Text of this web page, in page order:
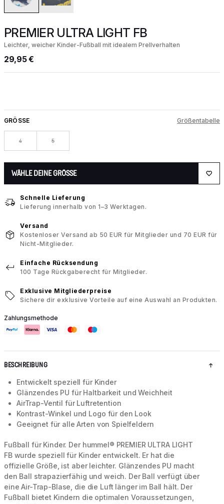
PREMIER ULTRA LIGHT FB
Leichter, weicher Kinder-Fußball mit idealem Prellverhalten
29,95 €
GRÖSSE Größentabelle
4 5
WÄHLE DEINE GRÖSSE
Schnelle Lieferung
Lieferung innerhalb von 1–3 Werktagen.
Versand
Kostenloser Versand ab 50 EUR für Mitglieder und 70 EUR für
Nicht-Mitglieder.
Einfache Rücksendung
100 Tage Rückgaberecht für Mitglieder.
Exklusive Mitgliederpreise
Sichere dir exklusive Vorteile auf eine Auswahl an Produkten.
Zahlungsmethode
BESCHREIBUNG
Entwickelt speziell für Kinder
Glänzendes PU für Haltbarkeit und Weichheit
AirTrap-Ventil für Luftretention
Kontrast-Winkel und Logo für den Look
Geeignet für alle Arten von Spielfeldern
Fußball für Kinder. Der hummel® PREMIER ULTRA LIGHT
FB wurde speziell für Kinder entwickelt. Er hat die
offizielle Größe, ist aber leichter. Glänzendes PU macht
den Ball strapazierfähig und weich. Der Ball verfügt über
eine Air-Trap-Blase, die die Luft länger im Ball hält. Der
Fußball bietet Kindern die optimalen Voraussetzungen,